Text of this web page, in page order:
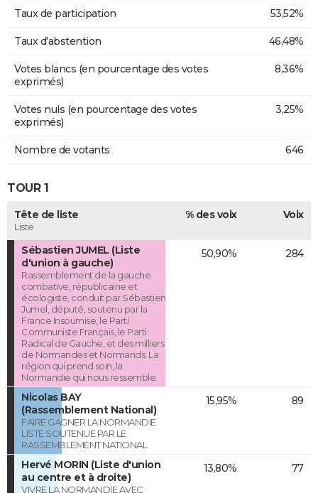
Taux de participation 53,52%
Taux d'abstention 46,48%
Votes blancs (en pourcentage des votes
exprimés)
8,36%
Votes nuls (en pourcentage des votes
exprimés)
3,25%
Nombre de votants 646
TOUR 1
Tête de liste
Liste
% des voix Voix
Sébastien JUMEL (Liste
d'union à gauche)
Rassemblement de la gauche
combative, républicaine et
écologiste, conduit par Sébastien
Jumel, député, soutenu par la
France Insoumise, le Parti
Communiste Français, le Parti
Radical de Gauche, et des milliers
de Normandes et Normands. La
région qui prend soin, la
Normandie qui nous ressemble.
50,90% 284
Nicolas BAY
(Rassemblement National)
FAIRE GAGNER LA NORMANDIE
LISTE SOUTENUE PAR LE
RASSEMBLEMENT NATIONAL
15,95% 89
Hervé MORIN (Liste d'union
au centre et à droite)
VIVRE LA NORMANDIE AVEC
13,80% 77